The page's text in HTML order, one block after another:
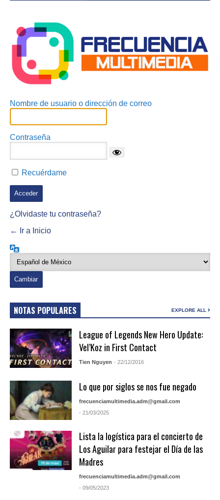
Nombre de usuario o dirección de correo
Contraseña
Recuérdame
¿Olvidaste tu contraseña?
← Ir a Inicio
NOTAS POPULARES EXPLORE ALL
League of Legends New Hero Update:
Vel’Koz in First Contact
Tien Nguyen - 22/12/2016
Lo que por siglos se nos fue negado
frecuenciamultimedia.adm@gmail.com
- 21/03/2025
Lista la logística para el concierto de
Los Aguilar para festejar el Día de las
Madres
frecuenciamultimedia.adm@gmail.com
- 09/05/2023